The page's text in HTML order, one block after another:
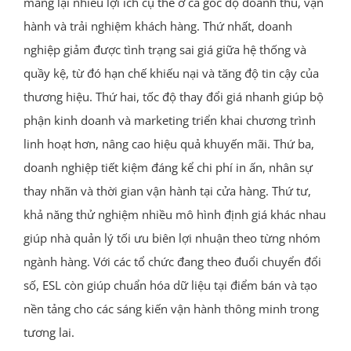
hành và trải nghiệm khách hàng. Thứ nhất, doanh
nghiệp giảm được tình trạng sai giá giữa hệ thống và
quầy kệ, từ đó hạn chế khiếu nại và tăng độ tin cậy của
thương hiệu. Thứ hai, tốc độ thay đổi giá nhanh giúp bộ
phận kinh doanh và marketing triển khai chương trình
linh hoạt hơn, nâng cao hiệu quả khuyến mãi. Thứ ba,
doanh nghiệp tiết kiệm đáng kể chi phí in ấn, nhân sự
thay nhãn và thời gian vận hành tại cửa hàng. Thứ tư,
khả năng thử nghiệm nhiều mô hình định giá khác nhau
giúp nhà quản lý tối ưu biên lợi nhuận theo từng nhóm
ngành hàng. Với các tổ chức đang theo đuổi chuyển đổi
số, ESL còn giúp chuẩn hóa dữ liệu tại điểm bán và tạo
nền tảng cho các sáng kiến vận hành thông minh trong
tương lai.